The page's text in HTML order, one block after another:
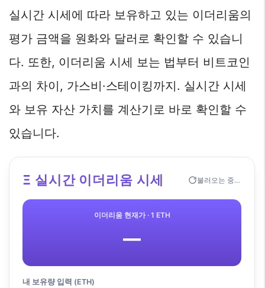
실시간 시세에 따라 보유하고 있는 이더리움의
평가 금액을 원화와 달러로 확인할 수 있습니
다. 또한, 이더리움 시세 보는 법부터 비트코인
과의 차이, 가스비·스테이킹까지. 실시간 시세
와 보유 자산 가치를 계산기로 바로 확인할 수
있습니다.
Ξ 실시간 이더리움 시세 불러오는 중…
이더리움 현재가 · 1 ETH
—
내 보유량 입력 (ETH)